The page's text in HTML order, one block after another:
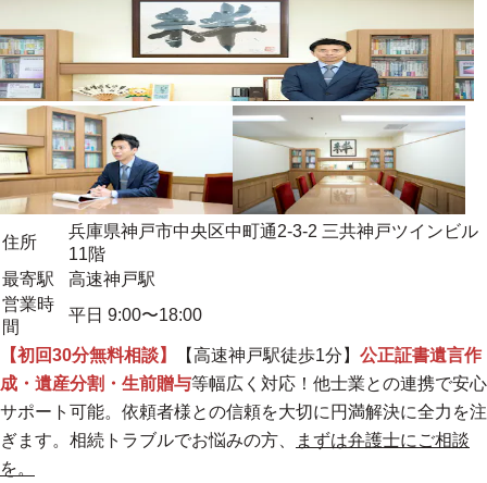
住所
兵庫県神戸市中央区中町通2-3-2 三共神戸ツインビル
11階
最寄駅
高速神戸駅
営業時
間
平日 9:00〜18:00
【初回30分無料相談】 【高速神戸駅徒歩1分】 公正証書遺言作
成・遺産分割・生前贈与等幅広く対応！他士業との連携で安心
サポート可能。 依頼者様との信頼を大切に円満解決に全力を注
ぎます。 相続トラブルでお悩みの方、
まずは弁護士にご相談
を。